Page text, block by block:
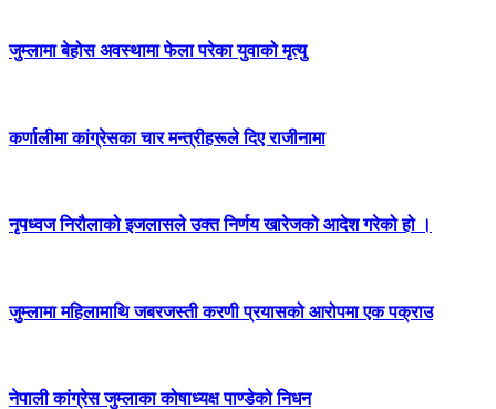
जुम्लामा बेहोस अवस्थामा फेला परेका युवाको मृत्यु
कर्णालीमा कांग्रेसका चार मन्त्रीहरूले दिए राजीनामा
नृपध्वज निरौलाको इजलासले उक्त निर्णय खारेजको आदेश गरेको हो ।
जुम्लामा महिलामाथि जबरजस्ती करणी प्रयासको आरोपमा एक पक्राउ
नेपाली कांग्रेस जुम्लाका कोषाध्यक्ष पाण्डेको निधन